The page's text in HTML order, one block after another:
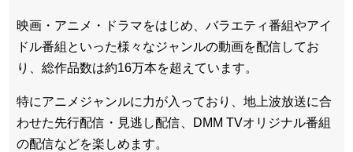
映画・アニメ・ドラマをはじめ、バラエティ番組やアイ
ドル番組といった様々なジャンルの動画を配信してお
り、総作品数は約16万本を超えています。
特にアニメジャンルに力が入っており、地上波放送に合
わせた先行配信・見逃し配信、DMM TVオリジナル番組
の配信などを楽しめます。